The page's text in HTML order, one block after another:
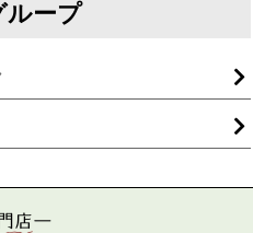
ループ